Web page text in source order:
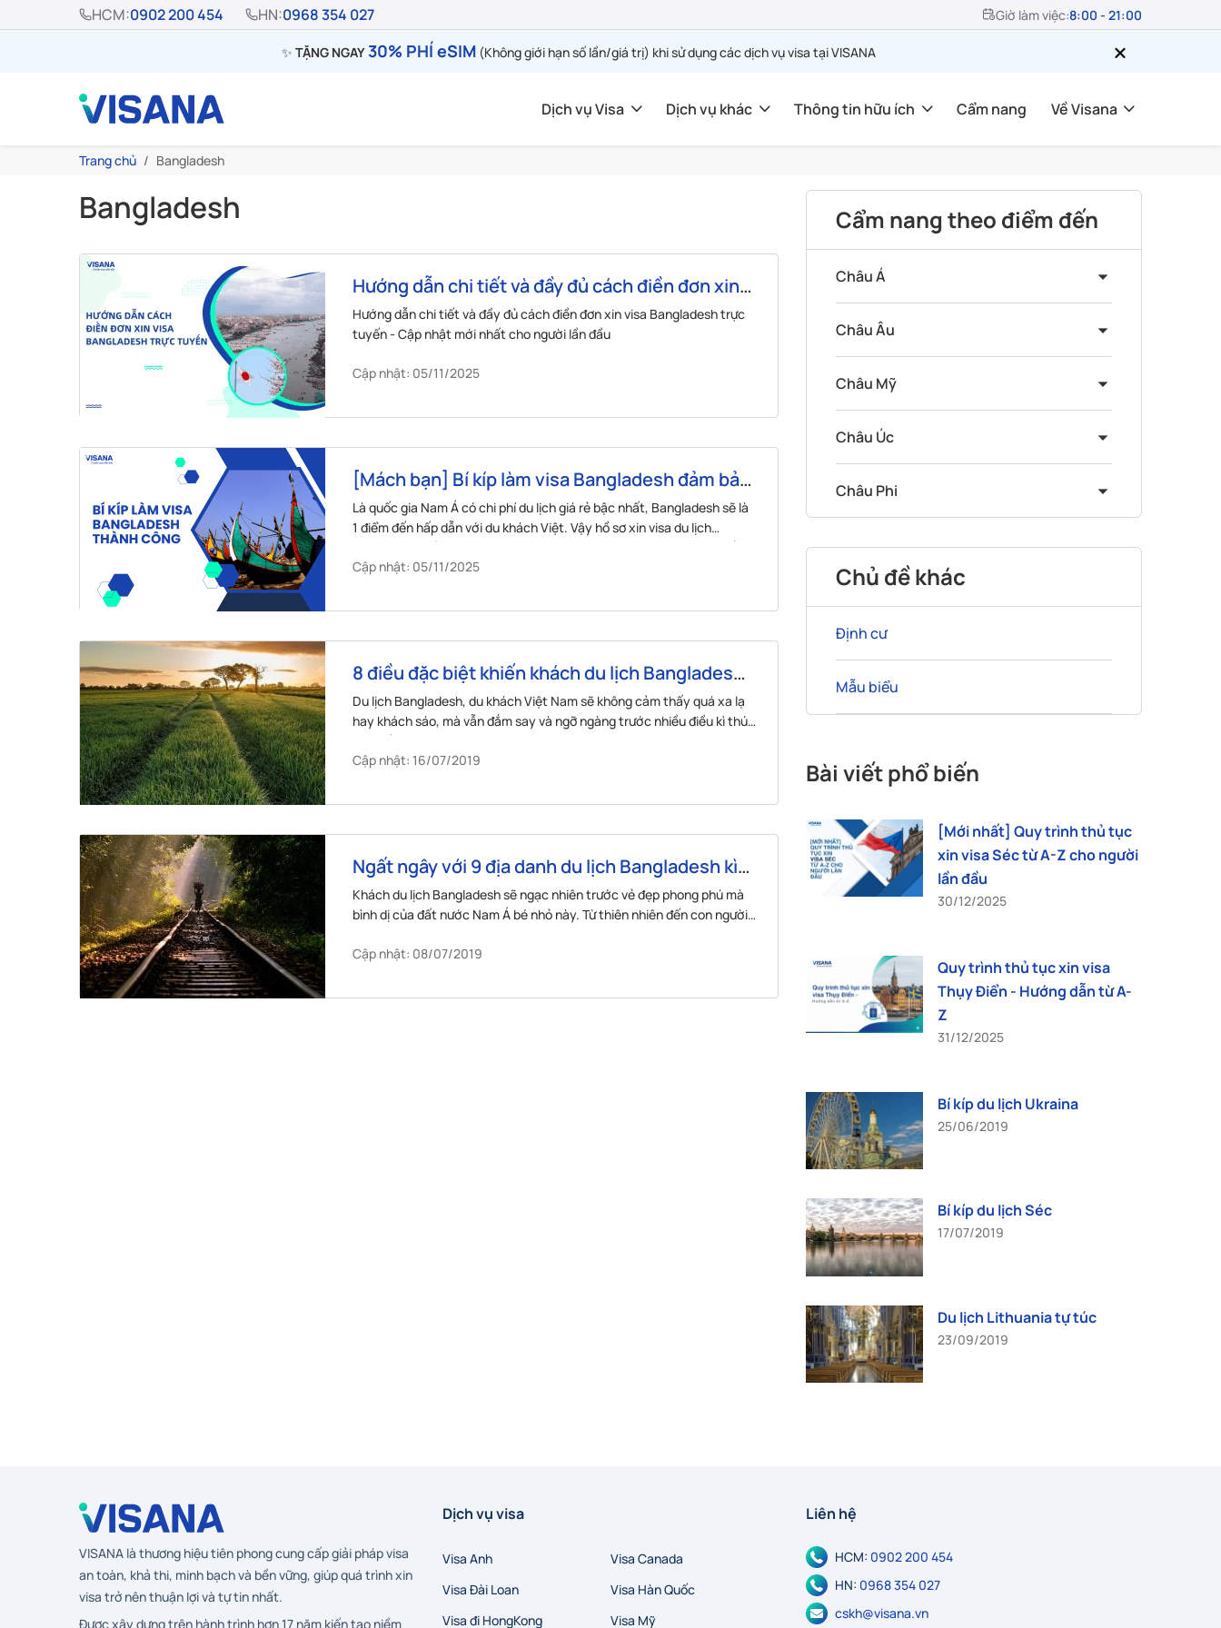
HCM:0902 200 454 HN:0968 354 027 Giờ làm việc:8:00 - 21:00
✨ TẶNG NGAY30% PHÍ eSIM (Không giới hạn số lần/giá trị) khi sử dụng các dịch vụ visa tại VISANA
Dịch vụ Visa Dịch vụ khác Thông tin hữu ích Cẩm nang Về Visana
Trang chủ Bangladesh
Bangladesh
Hướng dẫn chi tiết và đầy đủ cách điền đơn xin
visa Bangladesh trực tuyến
Hướng dẫn chi tiết và đầy đủ cách điền đơn xin visa Bangladesh trực
tuyến - Cập nhật mới nhất cho người lần đầu
Cập nhật: 05/11/2025
[Mách bạn] Bí kíp làm visa Bangladesh đảm bảo
thành công
Là quốc gia Nam Á có chi phí du lịch giá rẻ bậc nhất, Bangladesh sẽ là
1 điểm đến hấp dẫn với du khách Việt. Vậy hồ sơ xin visa du lịch
Bangladesh gồm những gì? Quy trình xin được loại visa này như thế
nào?
Cập nhật: 05/11/2025
8 điều đặc biệt khiến khách du lịch Bangladesh
mê mẩn
Du lịch Bangladesh, du khách Việt Nam sẽ không cảm thấy quá xa lạ
hay khách sáo, mà vẫn đắm say và ngỡ ngàng trước nhiều điều kì thú
của đất nước này.
Cập nhật: 16/07/2019
Ngất ngây với 9 địa danh du lịch Bangladesh kì
thú
Khách du lịch Bangladesh sẽ ngạc nhiên trước vẻ đẹp phong phú mà
bình dị của đất nước Nam Á bé nhỏ này. Từ thiên nhiên đến con người
Cập nhật: 08/07/2019
Cẩm nang theo điểm đến
Châu Á
Châu Âu
Châu Mỹ
Châu Úc
Châu Phi
Chủ đề khác
Định cư
Mẫu biểu
Bài viết phổ biến
[Mới nhất] Quy trình thủ tục
xin visa Séc từ A-Z cho người
lần đầu
30/12/2025
Quy trình thủ tục xin visa
Thụy Điển - Hướng dẫn từ A-
Z
31/12/2025
Bí kíp du lịch Ukraina
25/06/2019
Bí kíp du lịch Séc
17/07/2019
Du lịch Lithuania tự túc
23/09/2019
VISANA là thương hiệu tiên phong cung cấp giải pháp visa
an toàn, khả thi, minh bạch và bền vững, giúp quá trình xin
visa trở nên thuận lợi và tự tin nhất.
Được xây dựng trên hành trình hơn 17 năm kiến tạo niềm
Dịch vụ visa
Visa Anh
Visa Canada
Visa Đài Loan
Visa Hàn Quốc
Visa đi HongKong
Visa Mỹ
Liên hệ
HCM: 0902 200 454
HN: 0968 354 027
cskh@visana.vn